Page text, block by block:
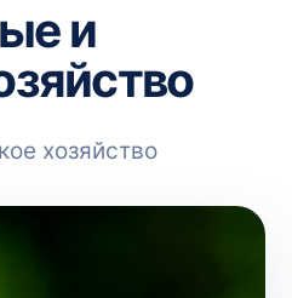
и
хозяйство